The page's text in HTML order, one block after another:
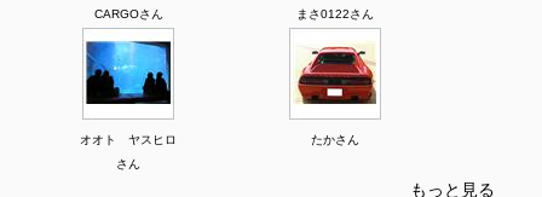
CARGOさん まさ0122さん
オオト ヤスヒロ
さん
たかさん
もっと見る